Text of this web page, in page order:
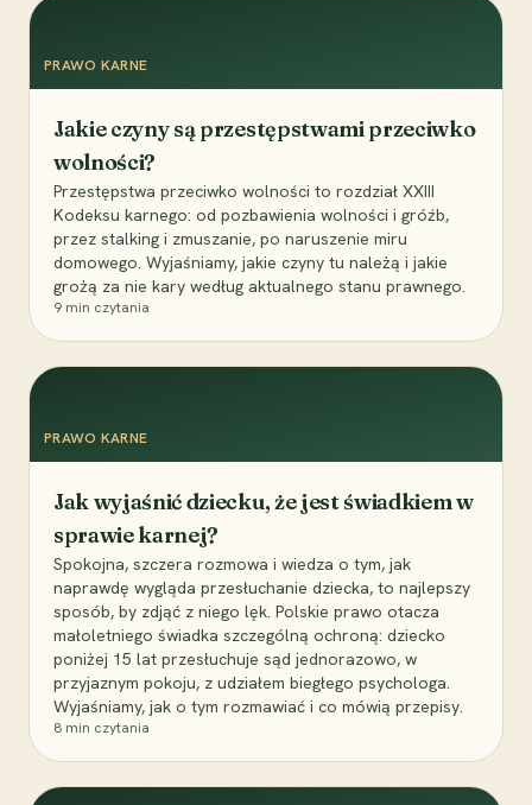
PRAWO KARNE
Jakie czyny są przestępstwami przeciwko
wolności?
Przestępstwa przeciwko wolności to rozdział XXIII
Kodeksu karnego: od pozbawienia wolności i gróźb,
przez stalking i zmuszanie, po naruszenie miru
domowego. Wyjaśniamy, jakie czyny tu należą i jakie
grożą za nie kary według aktualnego stanu prawnego.
9 min czytania
PRAWO KARNE
Jak wyjaśnić dziecku, że jest świadkiem w
sprawie karnej?
Spokojna, szczera rozmowa i wiedza o tym, jak
naprawdę wygląda przesłuchanie dziecka, to najlepszy
sposób, by zdjąć z niego lęk. Polskie prawo otacza
małoletniego świadka szczególną ochroną: dziecko
poniżej 15 lat przesłuchuje sąd jednorazowo, w
przyjaznym pokoju, z udziałem biegłego psychologa.
Wyjaśniamy, jak o tym rozmawiać i co mówią przepisy.
8 min czytania